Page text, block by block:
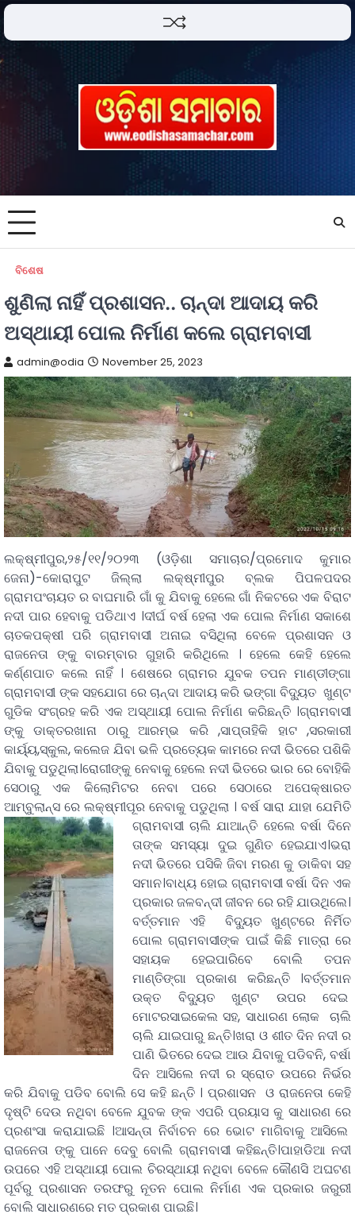
ବିଶେଷ
ଶୁଣିଲା ନାହିଁ ପ୍ରଶାସନ.. ଚାନ୍ଦା ଆଦାୟ କରି
ଅସ୍ଥାୟୀ ପୋଲ ନିର୍ମାଣ କଲେ ଗ୍ରାମବାସୀ
admin@odia November 25, 2023
ଲକ୍ଷ୍ମୀପୁର,୨୫/୧୧/୨୦୨୩ (ଓଡ଼ିଶା ସମାଚାର/ପ୍ରମୋଦ କୁମାର
ଜେନା)-କୋରାପୁଟ ଜିଲ୍ଲା ଲକ୍ଷ୍ମୀପୁର ବ୍ଲକ ପିପଳପଦର
ଗ୍ରାମପଂଚାୟତ ର ବାଘମାରି ଗାଁ କୁ ଯିବାକୁ ହେଲେ ଗାଁ ନିକଟରେ ଏକ ବିରାଟ
ନଦୀ ପାର ହେବାକୁ ପଡିଥାଏ ।ଦୀର୍ଘ ବର୍ଷ ହେଲା ଏକ ପୋଲ ନିର୍ମାଣ ସକାଶେ
ଚାତକପକ୍ଷୀ ପରି ଗ୍ରାମବାସୀ ଅନାଇ ବସିଥିଲା ବେଳେ ପ୍ରଶାସନ ଓ
ରାଜନେତା ଙ୍କୁ ବାରମ୍ବାର ଗୁହାରି କରିଥିଲେ । ହେଲେ କେହି ହେଲେ
କର୍ଣ୍ଣପାତ କଲେ ନାହିଁ । ଶେଷରେ ଗ୍ରାମର ଯୁବକ ତପନ ମାଣ୍ଡୀଙ୍ଗା
ଗ୍ରାମବାସୀ ଙ୍କ ସହଯୋଗ ରେ ଚାନ୍ଦା ଆଦାୟ କରି ଭଙ୍ଗା ବିଦ୍ୟୁତ ଖୁଣ୍ଟ
ଗୁଡିକ ସଂଗ୍ରହ କରି ଏକ ଅସ୍ଥାୟୀ ପୋଲ ନିର୍ମାଣ କରିଛନ୍ତି ।ଗ୍ରାମବାସୀ
ଙ୍କୁ ଡାକ୍ତରଖାନା ଠାରୁ ଆରମ୍ଭ କରି ,ସାପ୍ତାହିକି ହାଟ ,ସରକାରୀ
କାର୍ୟ୍ୟ,ସ୍କୁଲ, କଲେଜ ଯିବା ଭଳି ପ୍ରତ୍ୟେକ କାମରେ ନଦୀ ଭିତରେ ପଶିକି
ଯିବାକୁ ପଡୁଥିଲା।ରୋଗୀଙ୍କୁ ନେବାକୁ ହେଲେ ନଦୀ ଭିତରେ ଭାର ରେ ବୋହିକି
ସେଠାରୁ ଏକ କିଲୋମିଟର ନେବା ପରେ ସେଠାରେ ଅପେକ୍ଷାରତ
ଆମ୍ବୁଲାନ୍ସ ରେ ଲକ୍ଷ୍ମୀପୂର ନେବାକୁ ପଡୁଥିଲା । ବର୍ଷ ସାରା ଯାହା ଯେମିତି
ଗ୍ରାମବାସୀ ଚାଲି ଯାଆନ୍ତି ହେଲେ ବର୍ଷା ଦିନେ
ତାଙ୍କ ସମସ୍ୟା ଦୁଇ ଗୁଣିତ ହେଇଯାଏ।ଭରା
ନଦୀ ଭିତରେ ପସିକି ଜିବା ମରଣ କୁ ଡାକିବା ସହ
ସମାନ।ବାଧ୍ୟ ହୋଇ ଗ୍ରାମବାସୀ ବର୍ଷା ଦିନ ଏକ
ପ୍ରକାର ଜଳବନ୍ଦୀ ଜୀବନ ରେ ରହି ଯାଉଥିଲେ।
ବର୍ତ୍ତମାନ ଏହି ବିଦ୍ୟୁତ ଖୁଣ୍ଟରେ ନିର୍ମିତ
ପୋଲ ଗ୍ରାମବାସୀଙ୍କ ପାଇଁ କିଛି ମାତ୍ରା ରେ
ସହାୟକ ହେଇପାରିବେ ବୋଲି ତପନ
ମାଣ୍ତିଙ୍ଗା ପ୍ରକାଶ କରିଛନ୍ତି ।ବର୍ତ୍ତମାନ
ଉକ୍ତ ବିଦ୍ୟୁତ ଖୁଣ୍ଟ ଉପର ଦେଇ
ମୋଟରସାଇକେଲ ସହ, ସାଧାରଣ ଲୋକ ଚାଲି
ଚାଲି ଯାଇପାରୁ ଛନ୍ତି।ଖରା ଓ ଶୀତ ଦିନ ନଦୀ ର
ପାଣି ଭିତରେ ଦେଇ ଆଉ ଯିବାକୁ ପଡିବନି, ବର୍ଷା
ଦିନ ଆସିଲେ ନଦୀ ର ସ୍ରୋତ ଉପରେ ନିର୍ଭର
କରି ଯିବାକୁ ପଡିବ ବୋଲି ସେ କହି ଛନ୍ତି । ପ୍ରଶାସନ ଓ ରାଜନେତା କେହି
ଦୃଷ୍ଟି ଦେଉ ନଥିବା ବେଳେ ଯୁବକ ଙ୍କ ଏପରି ପ୍ରୟାସ କୁ ସାଧାରଣ ରେ
ପ୍ରଶଂସା କରାଯାଇଛି ।ଆସନ୍ତା ନିର୍ବାଚନ ରେ ଭୋଟ ମାଗିବାକୁ ଆସିଲେ
ରାଜନେତା ଙ୍କୁ ପାନେ ଦେବୁ ବୋଲି ଗ୍ରାମବାସୀ କହିଛନ୍ତି।ପାହାଡିଆ ନଦୀ
ଉପରେ ଏହି ଅସ୍ଥାୟୀ ପୋଲ ଚିରସ୍ଥାୟୀ ନଥିବା ବେଳେ କୌଣସି ଅଘଟଣ
ପୂର୍ବରୁ ପ୍ରଶାସନ ତରଫରୁ ନୂତନ ପୋଲ ନିର୍ମାଣ ଏକ ପ୍ରକାର ଜରୁରୀ
ବୋଲି ସାଧାରଣରେ ମତ ପ୍ରକାଶ ପାଇଛି।